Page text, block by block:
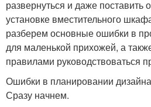
развернуться и даже поставить
установке вместительного
разберем основные ошибки в
для маленькой прихожей, а
правилами руководствоваться
Ошибки в планировании
Сразу начнем.